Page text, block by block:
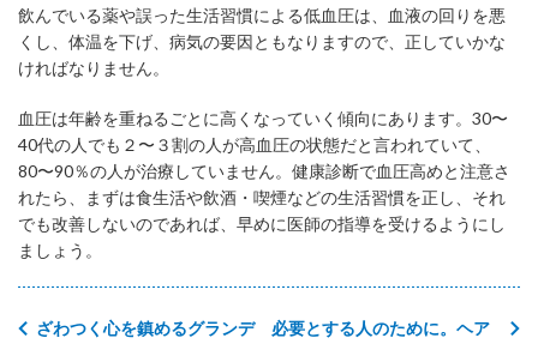
飲んでいる薬や誤った生活習慣による低血圧は、血液の回りを悪
くし、体温を下げ、病気の要因ともなりますので、正していかな
ければなりません。
血圧は年齢を重ねるごとに高くなっていく傾向にあります。30〜
40代の人でも２〜３割の人が高血圧の状態だと言われていて、
80〜90％の人が治療していません。健康診断で血圧高めと注意さ
れたら、まずは食生活や飲酒・喫煙などの生活習慣を正し、それ
でも改善しないのであれば、早めに医師の指導を受けるようにし
ましょう。
必要とする人のために。ヘア
ざわつく心を鎮めるグランデ